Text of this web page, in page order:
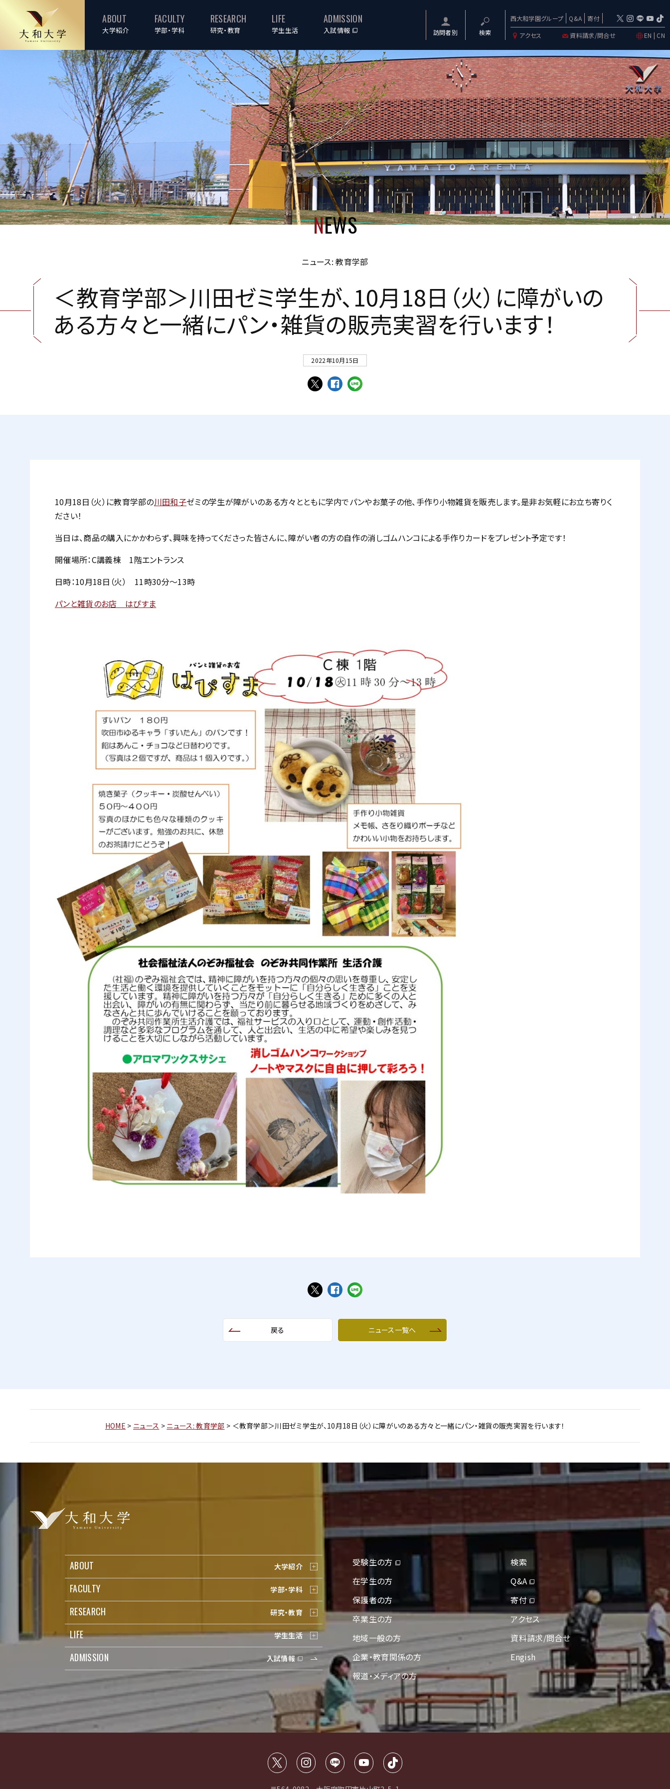
ABOUT
大学紹介
FACULTY
学部・学科
RESEARCH
研究・教育
LIFE
学生生活
ADMISSION
入試情報 訪問者別 検索
西大和学園グループ Q&A
寄付
アクセス
資料請求/問合せ EN | CN
NEWS
ニュース: 教育学部
＜教育学部＞川田ゼミ学生が、 10月18日 （火） に障がいの
ある方々 と一緒にパン・雑貨の販売実習を行います！
2022年10月15日
10月18日（火）に教育学部の川田和子ゼミの学生が障がいのある方々とともに学内でパンやお菓子の他、手作り小物雑貨を販売します。是非お気軽にお立ち寄りく
ださい！
当日は、商品の購入にかかわらず、興味を持ってくださった皆さんに、障がい者の方の自作の消しゴムハンコによる手作りカードをプレゼント予定です！
開催場所：C講義棟 1階エントランス
日時：10月18日（火） 11時30分～13時
パンと雑貨のお店 はぴすま
戻る ニュース一覧へ
HOME > ニュース > ニュース: 教育学部 > ＜教育学部＞川田ゼミ学生が、10月18日（火）に障がいのある方々と一緒にパン・雑貨の販売実習を行います！
ABOUT 大学紹介
FACULTY 学部・学科
RESEARCH 研究・教育
LIFE 学生生活
ADMISSION 入試情報
受験生の方
在学生の方
保護者の方
卒業生の方
地域一般の方
企業・教育関係の方
報道・メディアの方
検索
Q&A
寄付
アクセス
資料請求/問合せ
Engish